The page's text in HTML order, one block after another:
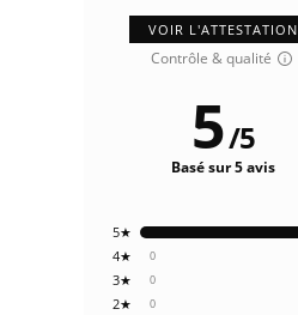
VOIR L'ATTESTATION
Contrôle & qualité
0
2★
0
3★
0
4★
5★
5/5
Basé sur 5 avis